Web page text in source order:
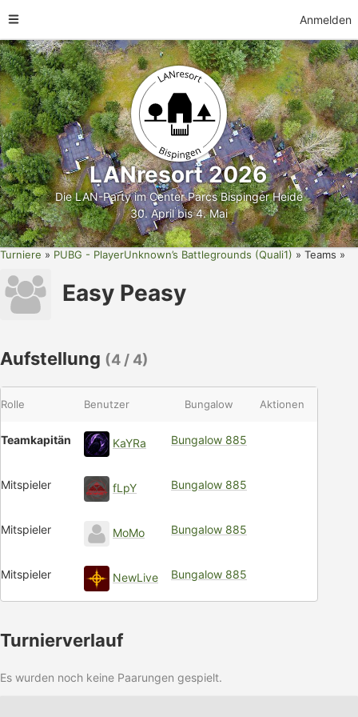
Anmelden
LANresort 2026
Die LAN-Party im Center Parcs Bispinger Heide
30. April bis 4. Mai
Turniere PUBG - PlayerUnknown’s Battlegrounds (Quali1) Teams
Easy Peasy
Aufstellung (4 / 4)
Rolle Benutzer Bungalow Aktionen
Teamkapitän KaYRa Bungalow 885
Mitspieler fLpY Bungalow 885
Mitspieler MoMo Bungalow 885
Mitspieler NewLive Bungalow 885
Turnierverlauf
Es wurden noch keine Paarungen gespielt.